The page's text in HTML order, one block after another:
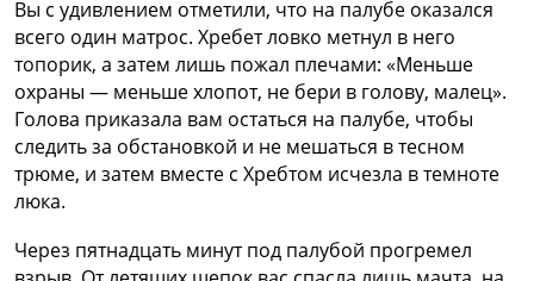
Вы с удивлением отметили, что на палубе оказался
всего один матрос. Хребет ловко метнул в него
топорик, а затем лишь пожал плечами: «Меньше
охраны — меньше хлопот, не бери в голову, малец».
Голова приказала вам остаться на палубе, чтобы
следить за обстановкой и не мешаться в тесном
трюме, и затем вместе с Хребтом исчезла в темноте
люка.
Через пятнадцать минут под палубой прогремел